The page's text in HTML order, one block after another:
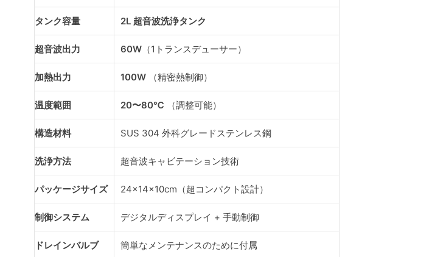
タンク容量 2L 超音波洗浄タンク
超音波出力 60W （1トランスデューサー）
加熱出力 100W （精密熱制御）
温度範囲 20〜80℃ （調整可能）
構造材料 SUS 304 外科グレードステンレス鋼
洗浄方法 超音波キャビテーション技術
パッケージサイズ 24×14×10cm（超コンパクト設計）
制御システム デジタルディスプレイ + 手動制御
ドレインバルブ 簡単なメンテナンスのために付属